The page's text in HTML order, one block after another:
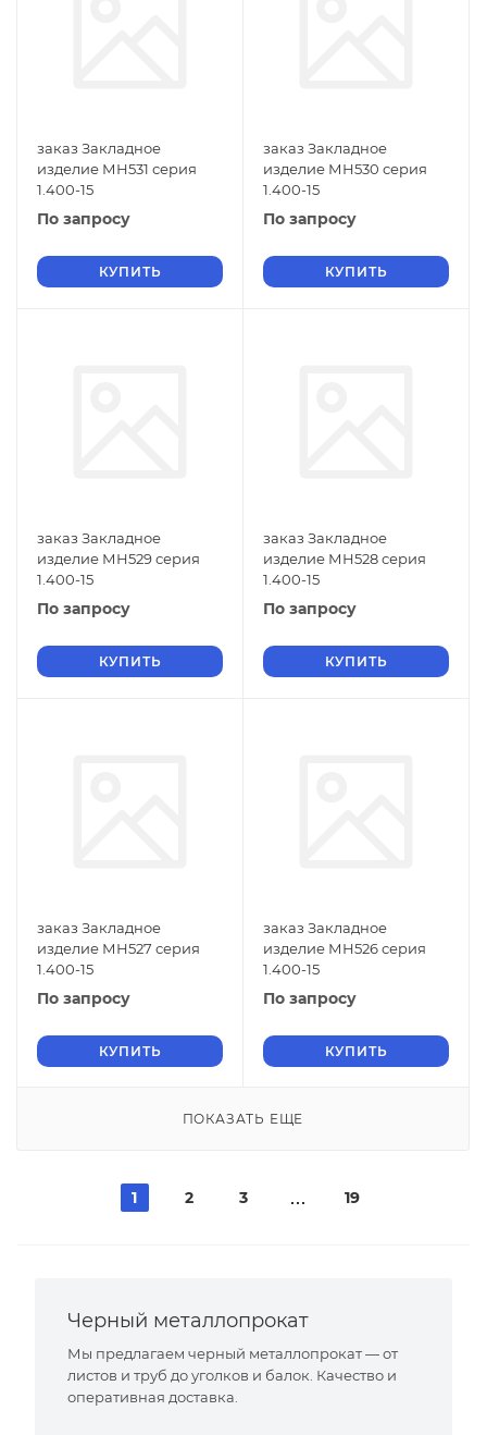
заказ Закладное
изделие МН531 серия
1.400-15
По запросу
КУПИТЬ
заказ Закладное
изделие МН530 серия
1.400-15
По запросу
КУПИТЬ
заказ Закладное
изделие МН529 серия
1.400-15
По запросу
КУПИТЬ
заказ Закладное
изделие МН528 серия
1.400-15
По запросу
КУПИТЬ
заказ Закладное
изделие МН527 серия
1.400-15
По запросу
КУПИТЬ
заказ Закладное
изделие МН526 серия
1.400-15
По запросу
КУПИТЬ
ПОКАЗАТЬ ЕЩЕ
1 2 3 19
Черный металлопрокат
Мы предлагаем черный металлопрокат — от
листов и труб до уголков и балок. Качество и
оперативная доставка.